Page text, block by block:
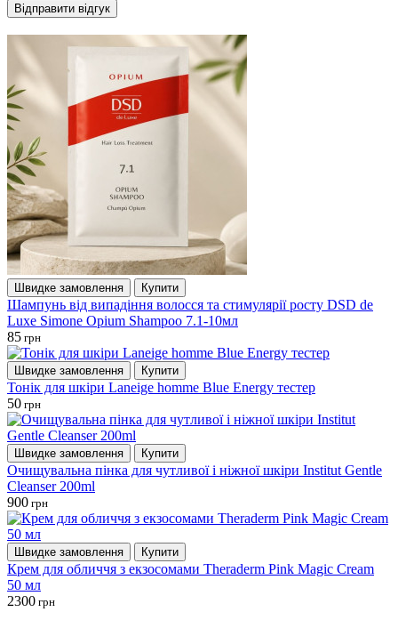
Відправити відгук
Швидке замовлення Купити
Шампунь від випадіння волосся та стимулярії росту DSD de
Luxe Simone Opium Shampoo 7.1-10мл
85 грн
Швидке замовлення Купити
Тонік для шкіри Laneige homme Blue Energy тестер
50 грн
Швидке замовлення Купити
Очищувальна пінка для чутливої і ніжної шкіри Institut Gentle
Cleanser 200ml
900 грн
Швидке замовлення Купити
Крем для обличчя з екзосомами Theraderm Pink Magic Cream
50 мл
2300 грн